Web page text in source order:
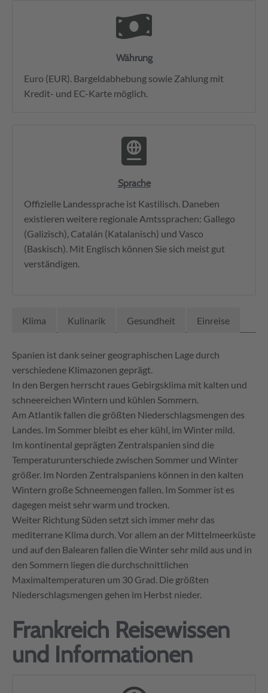
Währung
Euro (EUR). Bargeldabhebung sowie Zahlung mit
Kredit- und EC-Karte möglich.
Sprache
Offizielle Landessprache ist Kastilisch. Daneben
existieren weitere regionale Amtssprachen: Gallego
(Galizisch), Catalán (Katalanisch) und Vasco
(Baskisch). Mit Englisch können Sie sich meist gut
verständigen.
Klima Kulinarik Gesundheit Einreise
Spanien ist dank seiner geographischen Lage durch
verschiedene Klimazonen geprägt.
In den Bergen herrscht raues Gebirgsklima mit kalten und
schneereichen Wintern und kühlen Sommern.
Am Atlantik fallen die größten Niederschlagsmengen des
Landes. Im Sommer bleibt es eher kühl, im Winter mild.
Im kontinental geprägten Zentralspanien sind die
Temperaturunterschiede zwischen Sommer und Winter
größer. Im Norden Zentralspaniens können in den kalten
Wintern große Schneemengen fallen. Im Sommer ist es
dagegen meist sehr warm und trocken.
Weiter Richtung Süden setzt sich immer mehr das
mediterrane Klima durch. Vor allem an der Mittelmeerküste
und auf den Balearen fallen die Winter sehr mild aus und in
den Sommern liegen die durchschnittlichen
Maximaltemperaturen um 30 Grad. Die größten
Niederschlagsmengen gehen im Herbst nieder.
Frankreich Reisewissen
und Informationen